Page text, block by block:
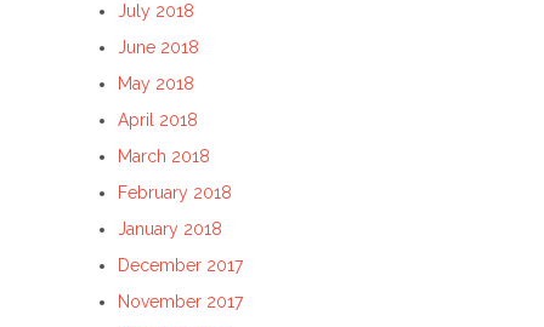
July 2018
June 2018
May 2018
April 2018
March 2018
February 2018
January 2018
December 2017
November 2017